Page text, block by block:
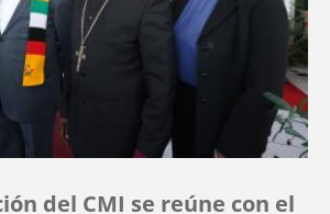
del CMI se reúne con el